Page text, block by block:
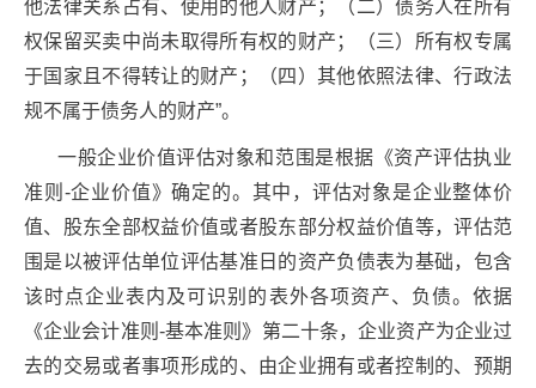
他法律关系占有、使用的他人财产；（二）债务人在所有
权保留买卖中尚未取得所有权的财产；（三）所有权专属
于国家且不得转让的财产；（四）其他依照法律、行政法
规不属于债务人的财产”。
一般企业价值评估对象和范围是根据《资产评估执业
准则-企业价值》确定的。其中，评估对象是企业整体价
值、股东全部权益价值或者股东部分权益价值等，评估范
围是以被评估单位评估基准日的资产负债表为基础，包含
该时点企业表内及可识别的表外各项资产、负债。依据
《企业会计准则-基本准则》第二十条，企业资产为企业过
去的交易或者事项形成的、由企业拥有或者控制的、预期